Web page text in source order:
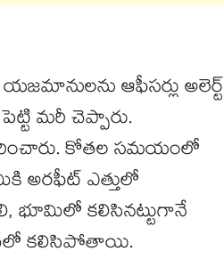
ఆఫీసర్లు అలెర్ట్​
మరీ చెప్పారు.
కోతల సమయంలో
అరఫీట్ ఎత్తులో
భూమిలో కలిసినట్టుగానే
కలిసిపోతాయి.